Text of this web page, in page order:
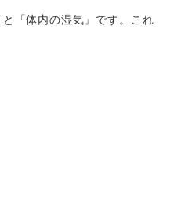
と「体内の湿気』です。これ